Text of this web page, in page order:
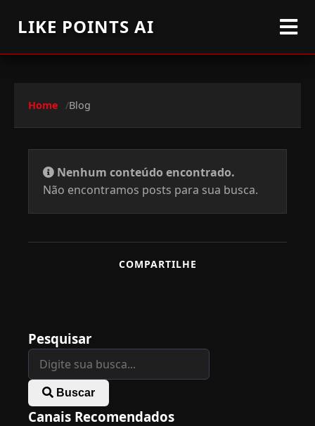
LIKE POINTS AI
Home Blog
Nenhum conteúdo encontrado.
Não encontramos posts para sua busca.
COMPARTILHE
Pesquisar
Buscar
Canais Recomendados